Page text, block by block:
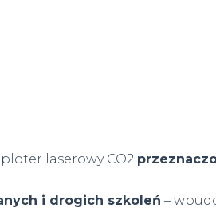
laserowy CO2
i drogich szkoleń –